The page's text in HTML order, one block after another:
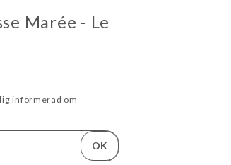
Marée - Le
informerad om
OK